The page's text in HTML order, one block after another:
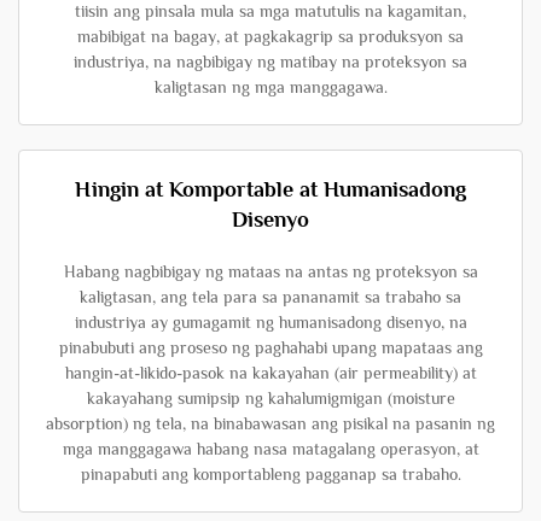
tiisin ang pinsala mula sa mga matutulis na kagamitan,
mabibigat na bagay, at pagkakagrip sa produksyon sa
industriya, na nagbibigay ng matibay na proteksyon sa
kaligtasan ng mga manggagawa.
Hingin at Komportable at Humanisadong
Disenyo
Habang nagbibigay ng mataas na antas ng proteksyon sa
kaligtasan, ang tela para sa pananamit sa trabaho sa
industriya ay gumagamit ng humanisadong disenyo, na
pinabubuti ang proseso ng paghahabi upang mapataas ang
hangin-at-likido-pasok na kakayahan (air permeability) at
kakayahang sumipsip ng kahalumigmigan (moisture
absorption) ng tela, na binabawasan ang pisikal na pasanin ng
mga manggagawa habang nasa matagalang operasyon, at
pinapabuti ang komportableng pagganap sa trabaho.